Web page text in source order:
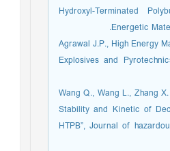
Hydroxyl-Terminated
Energetic
12. Agrawal J.P., High
Explosives and
13. Wang Q., Wang L., Zhang
Stability and Kinetic of
HTPB”, Journal of